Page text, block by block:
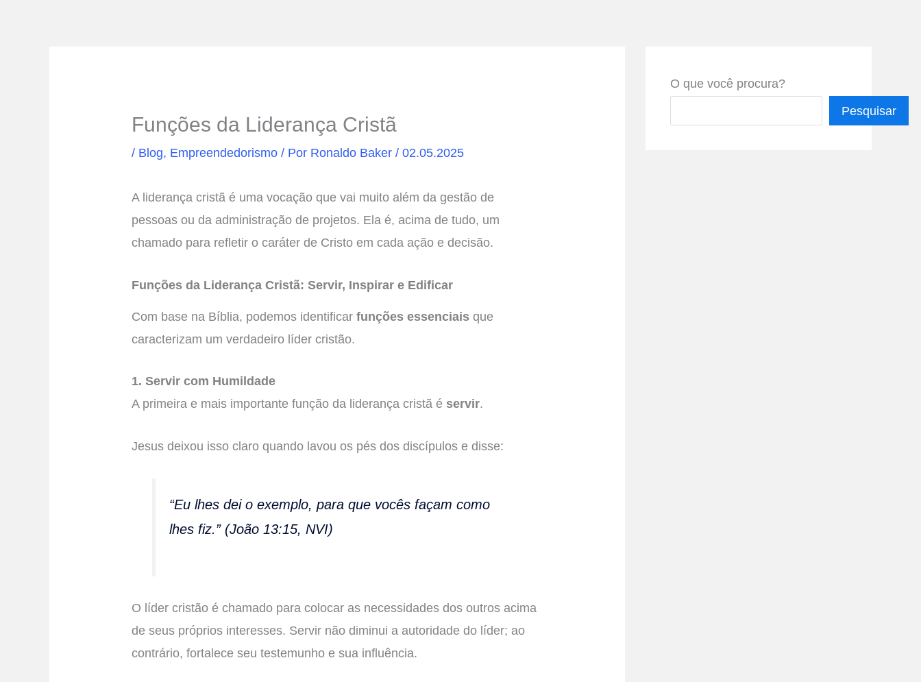
Funções da Liderança Cristã
/ Blog, Empreendedorismo / Por Ronaldo Baker/02.05.2025
A liderança cristã é uma vocação que vai muito além da gestão de
pessoas ou da administração de projetos. Ela é, acima de tudo, um
chamado para refletir o caráter de Cristo em cada ação e decisão.
Funções da Liderança Cristã: Servir, Inspirar e Edificar
Com base na Bíblia, podemos identificarfunções essenciais que
caracterizam um verdadeiro líder cristão.
1. Servir com Humildade
A primeira e mais importante função da liderança cristã é servir.
Jesus deixou isso claro quando lavou os pés dos discípulos e disse:
“Eu lhes dei o exemplo, para que vocês façam como
lhes fiz.” (João 13:15, NVI)
O líder cristão é chamado para colocar as necessidades dos outros acima
de seus próprios interesses. Servir não diminui a autoridade do líder; ao
contrário, fortalece seu testemunho e sua influência.
O que você procura?
Pesquisar